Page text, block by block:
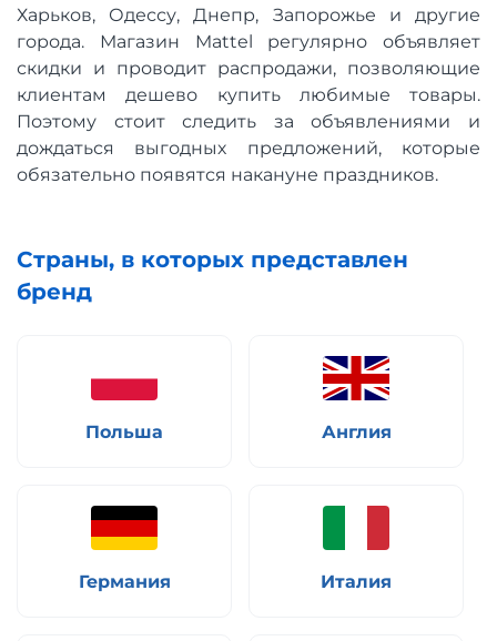
Харьков, Одессу, Днепр, Запорожье и другие
города. Магазин Mattel регулярно объявляет
скидки и проводит распродажи, позволяющие
клиентам дешево купить любимые товары.
Поэтому стоит следить за объявлениями и
дождаться выгодных предложений, которые
обязательно появятся накануне праздников.
Страны, в которых представлен
бренд
Польша Англия
Германия Италия